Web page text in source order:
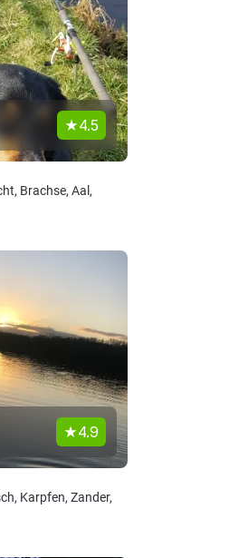
4.5
Brachse, Aal,
4.9
Karpfen, Zander,